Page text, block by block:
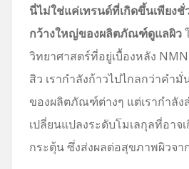
นี่ไม่ใช่แค่เทรนด์ที่เกิดขึ้นเพียง
กว้างใหญ่ของผลิตภัณฑ์ดูแลผิว
วิทยาศาสตร์ที่อยู่เบื้องหลัง
สิว เรากำลังก้าวไปไกลกว่าคำ
ของผลิตภัณฑ์ต่างๆ แต่เรากำลัง
เปลี่ยนแปลงระดับโมเลกุลที่อาจ
กระตุ้น ซึ่งส่งผลต่อสุขภาพผิวจา